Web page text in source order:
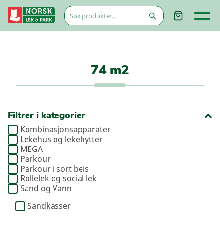
Søk
etter:
74 m2
Filtrer i kategorier
Kombinasjonsapparater
Lekehus og lekehytter
MEGA
Parkour
Parkour i sort beis
Rollelek og social lek
Sand og Vann
Sandkasser